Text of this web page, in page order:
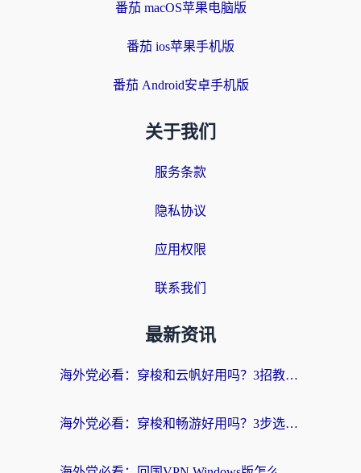
番茄 macOS苹果电脑版
番茄 ios苹果手机版
番茄 Android安卓手机版
关于我们
服务条款
隐私协议
应用权限
联系我们
最新资讯
海外党必看：穿梭和云帆好用吗？3招教你选对回国加速器（附PTT翻墙+QuickbackFly2CN对比）
海外党必看：穿梭和畅游好用吗？3步选对回国加速器，无缝刷国内剧玩国服